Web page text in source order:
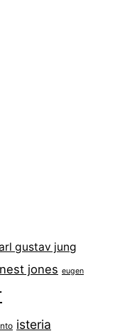
gustav jung
jones eugen
isteria